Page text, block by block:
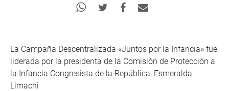
La Campaña Descentralizada «Juntos por la Infancia» fue
liderada por la presidenta de la Comisión de Protección a
la Infancia Congresista de la República, Esmeralda
Limachi